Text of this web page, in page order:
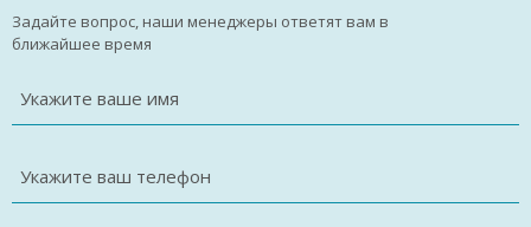
Задайте вопрос, наши менеджеры ответят вам в
ближайшее время
Укажите ваше имя
Укажите ваш телефон